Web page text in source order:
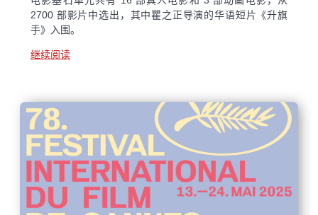
2700 部影片中选出，其中瞿之正导演的华语短片《升旗
手》入围。
继续阅读